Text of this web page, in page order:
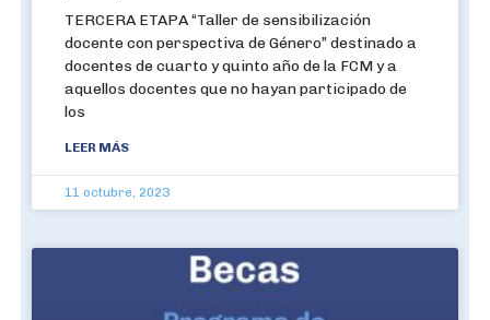
TERCERA ETAPA “Taller de sensibilización
docente con perspectiva de Género” destinado a
docentes de cuarto y quinto año de la FCM y a
aquellos docentes que no hayan participado de
los
LEER MÁS
11 octubre, 2023